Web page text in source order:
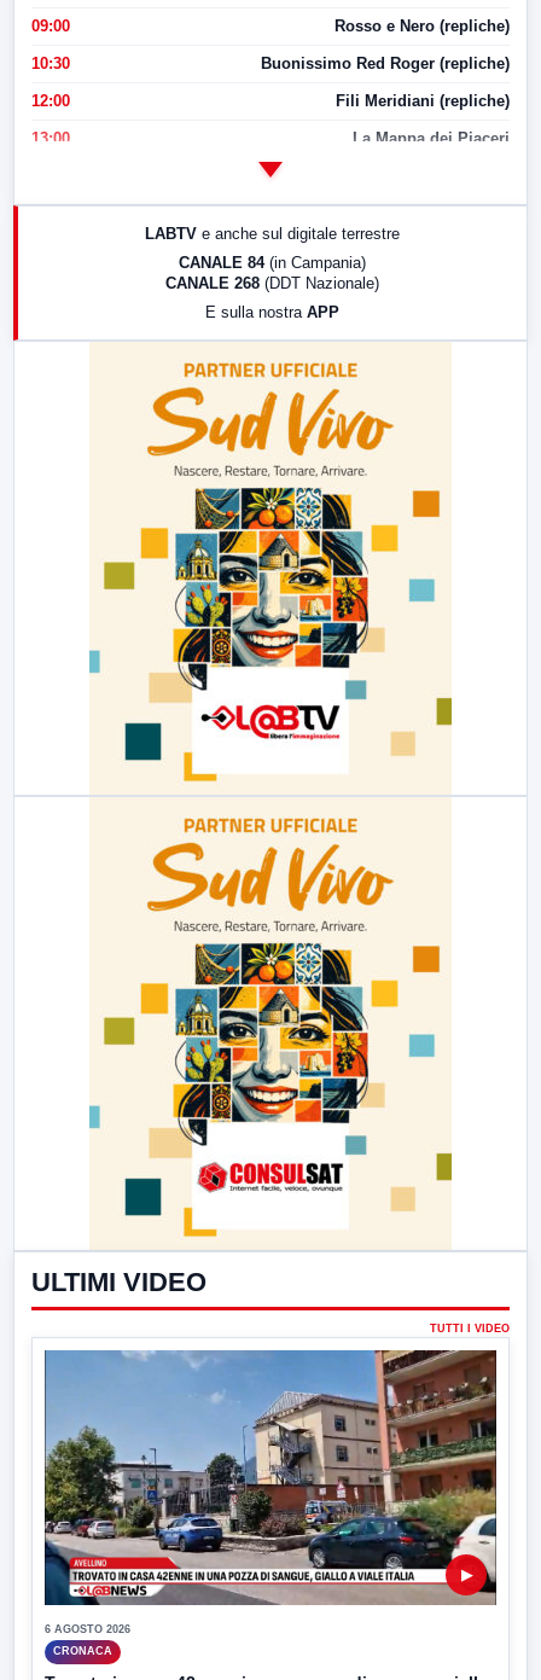
09:00 Rosso e Nero (repliche)
10:30 Buonissimo Red Roger (repliche)
12:00 Fili Meridiani (repliche)
13:00 La Mappa dei Piaceri
LABTV e anche sul digitale terrestre
CANALE 84 (in Campania)
CANALE 268 (DDT Nazionale)
E sulla nostra APP
ULTIMI VIDEO
TUTTI I VIDEO
▶
6 AGOSTO 2026
CRONACA